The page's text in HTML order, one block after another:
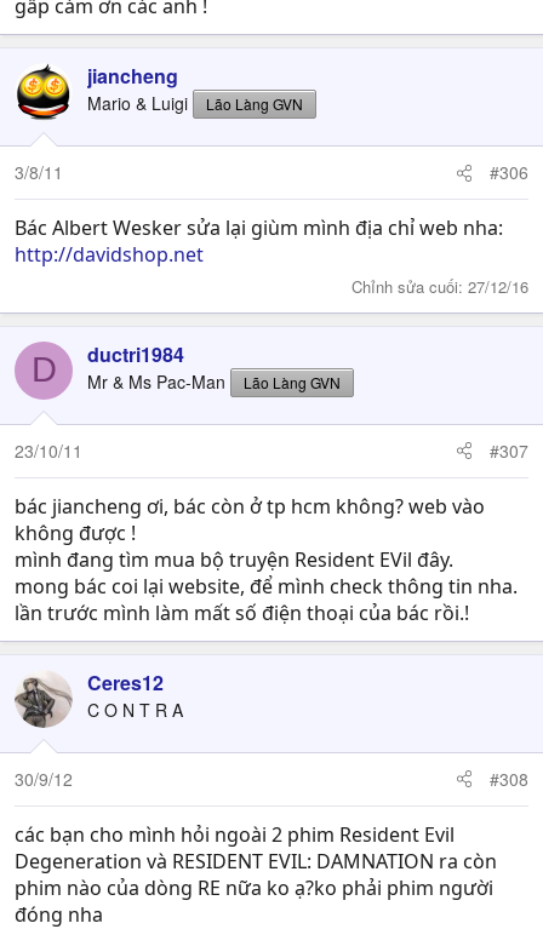
gấp cám ơn các anh !
jiancheng
Mario & Luigi Lão Làng GVN
3/8/11 #306
Bác Albert Wesker sửa lại giùm mình địa chỉ web nha:
http://davidshop.net
Chỉnh sửa cuối: 27/12/16
D ductri1984
Mr & Ms Pac-Man Lão Làng GVN
23/10/11 #307
bác jiancheng ơi, bác còn ở tp hcm không? web vào
không được !
mình đang tìm mua bộ truyện Resident EVil đây.
mong bác coi lại website, để mình check thông tin nha.
lần trước mình làm mất số điện thoại của bác rồi.!
Ceres12
C O N T R A
30/9/12 #308
các bạn cho mình hỏi ngoài 2 phim Resident Evil
Degeneration và RESIDENT EVIL: DAMNATION ra còn
phim nào của dòng RE nữa ko ạ?ko phải phim người
đóng nha